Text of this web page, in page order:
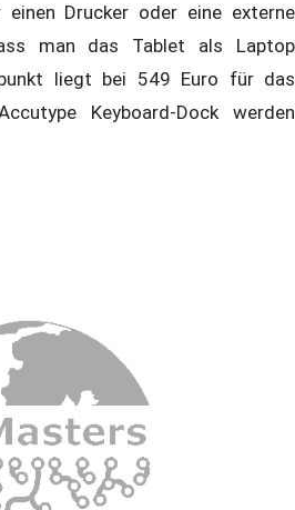
Drucker oder eine externe
man das Tablet als Laptop
liegt bei 549 Euro für das
Keyboard-Dock werden